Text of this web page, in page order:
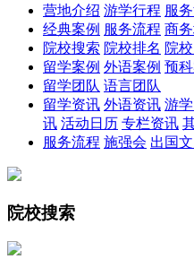
营地介绍 游学行程 服
经典案例 服务流程 商务
院校搜索 院校排名 院
留学案例 外语案例 预
留学团队 语言团队
留学资讯 外语资讯 游
讯 活动日历 专栏资讯
服务流程 施强会 出国
院校搜索